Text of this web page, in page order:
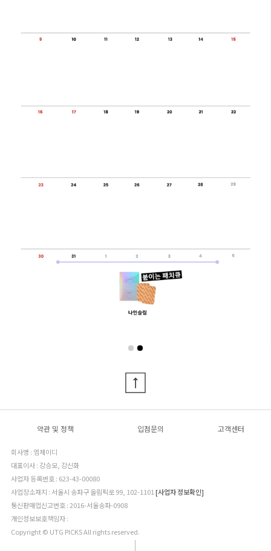
약관 및 정책 입점문의 고객센터
회사명 : 엠제이디
대표이사 : 강승모, 강신화
사업자 등록번호 : 623-43-00080
사업장소재지 : 서울시 송파구 올림픽로 99, 102-1101 [사업자 정보확인]
통신판매업신고번호 : 2016-서울송파-0908
개인정보보호책임자 :
Copyright © UTG PICKS All rights reserved.